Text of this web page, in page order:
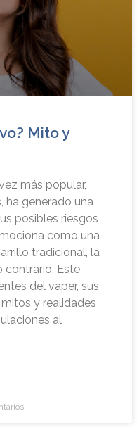
Mito y
más popular,
ha generado una
posibles riesgos
como una
tradicional, la
contrario. Este
del vaper, sus
y realidades
al